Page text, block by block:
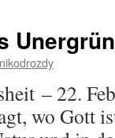
Die
Gesellschaft
– 22.
wo Gott